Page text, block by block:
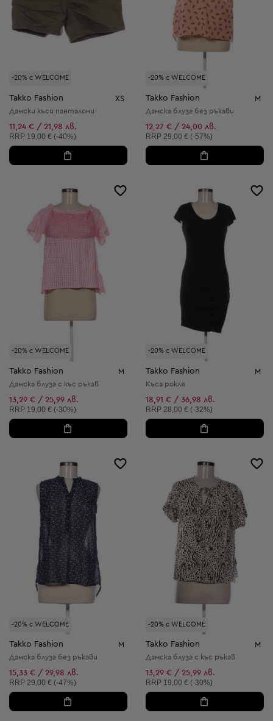
-20% с WELCOME
Takko Fashion XS
Дамски къси панталони
11,24 € / 21,98 лв.
Препоръчителна цена:
RRP 19,00 € (-40%)
-20% с WELCOME
Takko Fashion M
Дамска блуза без ръкави
12,27 € / 24,00 лв.
Препоръчителна цена:
RRP 29,00 € (-57%)
-20% с WELCOME
Takko Fashion M
Дамска блуза с къс ръкав
13,29 € / 25,99 лв.
Препоръчителна цена:
RRP 19,00 € (-30%)
-20% с WELCOME
Takko Fashion M
Къса рокля
18,91 € / 36,98 лв.
Препоръчителна цена:
RRP 28,00 € (-32%)
-20% с WELCOME
Takko Fashion M
Дамска блуза без ръкави
15,33 € / 29,98 лв.
Препоръчителна цена:
RRP 29,00 € (-47%)
-20% с WELCOME
Takko Fashion M
Дамска блуза с къс ръкав
13,29 € / 25,99 лв.
Препоръчителна цена:
RRP 19,00 € (-30%)